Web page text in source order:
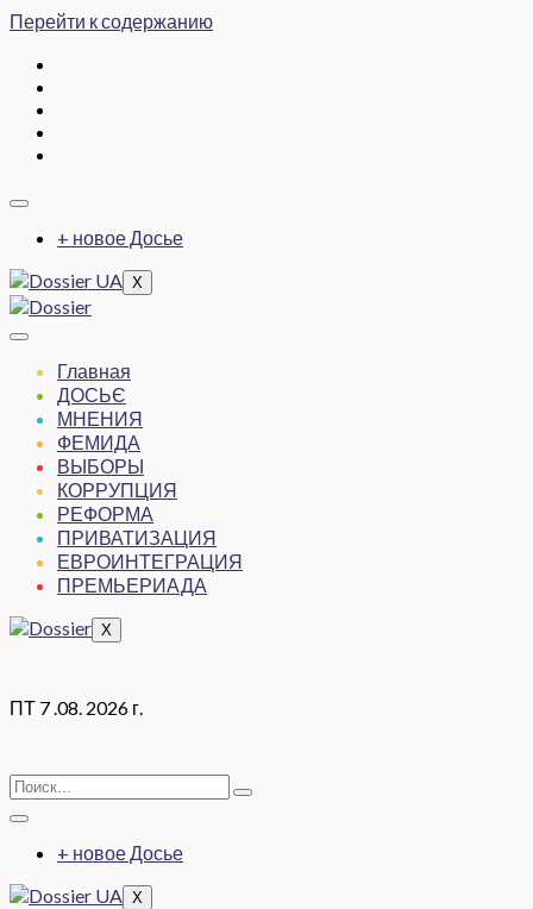
Перейти к содержанию
+ новое Досье
X
Главная
ДОСЬЄ
МНЕНИЯ
ФЕМИДА
ВЫБОРЫ
КОРРУПЦИЯ
РЕФОРМА
ПРИВАТИЗАЦИЯ
ЕВРОИНТЕГРАЦИЯ
ПРЕМЬЕРИАДА
X
ПТ 7 .08. 2026 г.
+ новое Досье
X